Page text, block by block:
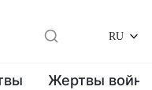
RU
Жертвы